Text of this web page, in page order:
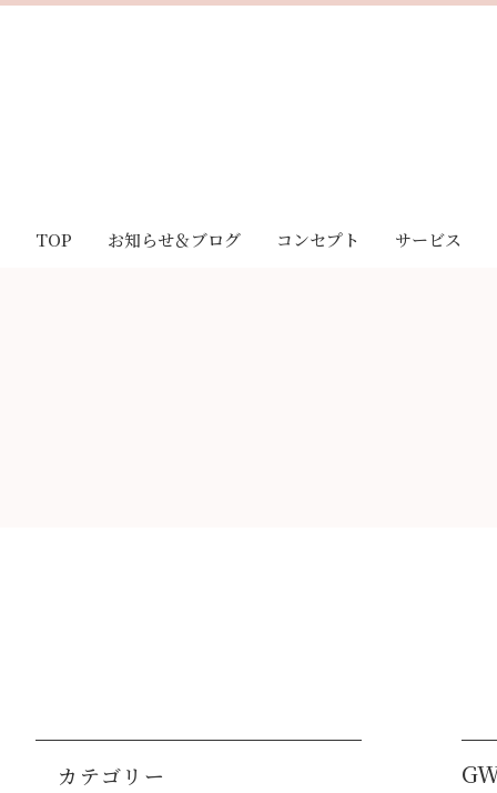
TOP お知らせ＆ブログ コンセプト サービス
カテゴリー